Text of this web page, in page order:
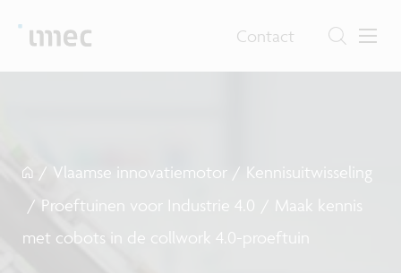
Contact
/ Vlaamse innovatiemotor / Kennisuitwisseling
/ Proeftuinen voor Industrie 4.0 / Maak kennis
met cobots in de collwork 4.0-proeftuin